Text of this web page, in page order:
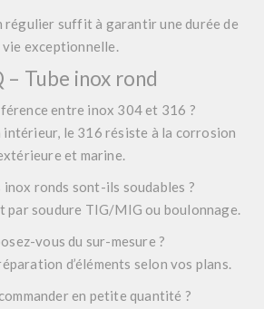
régulier suffit à garantir une durée de
vie exceptionnelle.
– Tube inox rond
entre inox 304 et 316 ?
intérieur, le 316 résiste à la corrosion
et marine.
inox ronds sont-ils soudables ?
par soudure TIG/MIG ou boulonnage.
vous du sur-mesure ?
d’éléments selon vos plans.
en petite quantité ?